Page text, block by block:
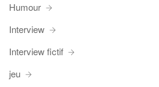
Humour
Interview
Interview fictif
jeu